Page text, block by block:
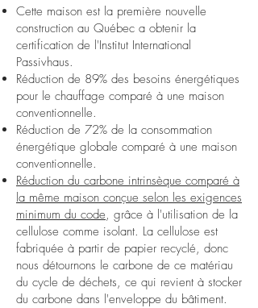
Cette maison est la première nouvelle
construction au Québec a obtenir la
certification de l'Institut International
Passivhaus.
Réduction de 89% des besoins énergétiques
pour le chauffage comparé à une maison
conventionnelle.
Réduction de 72% de la consommation
énergétique globale comparé à une maison
conventionnelle.
Réduction du carbone intrinsèque comparé à
la même maison conçue selon les exigences
minimum du code, grâce à l'utilisation de la
cellulose comme isolant. La cellulose est
fabriquée à partir de papier recyclé, donc
nous détournons le carbone de ce matériau
du cycle de déchets, ce qui revient à stocker
du carbone dans l'enveloppe du bâtiment.